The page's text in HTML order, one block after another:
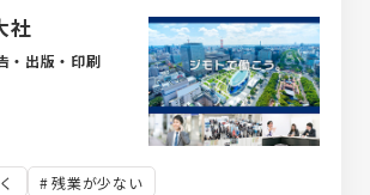
社
・出版・印刷
残業が少ない